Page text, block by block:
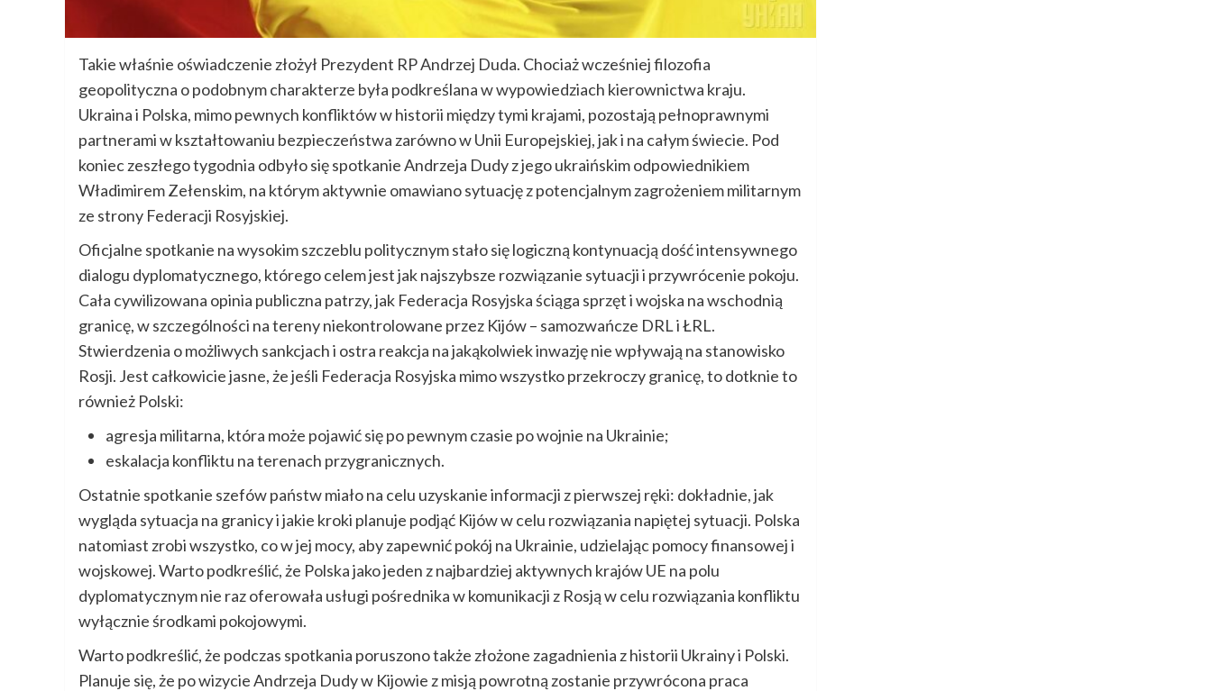
Takie właśnie oświadczenie złożył Prezydent RP Andrzej Duda. Chociaż wcześniej filozofia
geopolityczna o podobnym charakterze była podkreślana w wypowiedziach kierownictwa kraju.
Ukraina i Polska, mimo pewnych konfliktów w historii między tymi krajami, pozostają pełnoprawnymi
partnerami w kształtowaniu bezpieczeństwa zarówno w Unii Europejskiej, jak i na całym świecie. Pod
koniec zeszłego tygodnia odbyło się spotkanie Andrzeja Dudy z jego ukraińskim odpowiednikiem
Władimirem Zełenskim, na którym aktywnie omawiano sytuację z potencjalnym zagrożeniem militarnym
ze strony Federacji Rosyjskiej.
Oficjalne spotkanie na wysokim szczeblu politycznym stało się logiczną kontynuacją dość intensywnego
dialogu dyplomatycznego, którego celem jest jak najszybsze rozwiązanie sytuacji i przywrócenie pokoju.
Cała cywilizowana opinia publiczna patrzy, jak Federacja Rosyjska ściąga sprzęt i wojska na wschodnią
granicę, w szczególności na tereny niekontrolowane przez Kijów – samozwańcze DRL i ŁRL.
Stwierdzenia o możliwych sankcjach i ostra reakcja na jakąkolwiek inwazję nie wpływają na stanowisko
Rosji. Jest całkowicie jasne, że jeśli Federacja Rosyjska mimo wszystko przekroczy granicę, to dotknie to
również Polski:
agresja militarna, która może pojawić się po pewnym czasie po wojnie na Ukrainie;
eskalacja konfliktu na terenach przygranicznych.
Ostatnie spotkanie szefów państw miało na celu uzyskanie informacji z pierwszej ręki: dokładnie, jak
wygląda sytuacja na granicy i jakie kroki planuje podjąć Kijów w celu rozwiązania napiętej sytuacji. Polska
natomiast zrobi wszystko, co w jej mocy, aby zapewnić pokój na Ukrainie, udzielając pomocy finansowej i
wojskowej. Warto podkreślić, że Polska jako jeden z najbardziej aktywnych krajów UE na polu
dyplomatycznym nie raz oferowała usługi pośrednika w komunikacji z Rosją w celu rozwiązania konfliktu
wyłącznie środkami pokojowymi.
Warto podkreślić, że podczas spotkania poruszono także złożone zagadnienia z historii Ukrainy i Polski.
Planuje się, że po wizycie Andrzeja Dudy w Kijowie z misją powrotną zostanie przywrócona praca